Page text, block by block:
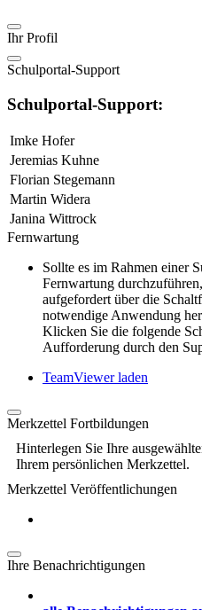
Ihr Profil
Schulportal-Support
Schulportal-Support:
Imke Hofer
Jeremias Kuhne
Florian Stegemann
Martin Widera
Janina Wittrock
Fernwartung
Sollte es im Rahmen einer
Fernwartung
aufgefordert über die
notwendige Anwendung
Klicken Sie die folgende
Aufforderung durch den
TeamViewer laden
Merkzettel Fortbildungen
Hinterlegen Sie Ihre
Ihrem persönlichen Merkzettel.
Merkzettel Veröffentlichungen
Ihre Benachrichtigungen